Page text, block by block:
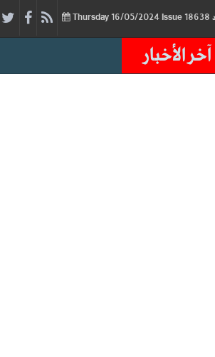
16/05/2024 Issue
آخر الأخبار